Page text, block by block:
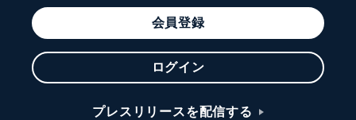
会員登録
ログイン
プレスリリースを配信する